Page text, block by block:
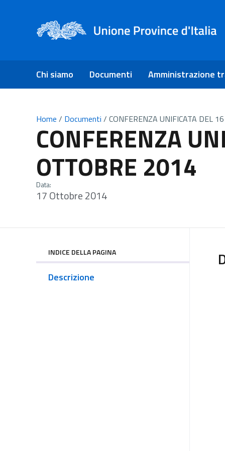
Chi siamo Documenti Amministrazione
Home / Documenti / CONFERENZA UNIFICATA DEL
CONFERENZA
OTTOBRE 2014
Data:
17 Ottobre 2014
INDICE DELLA PAGINA
Descrizione